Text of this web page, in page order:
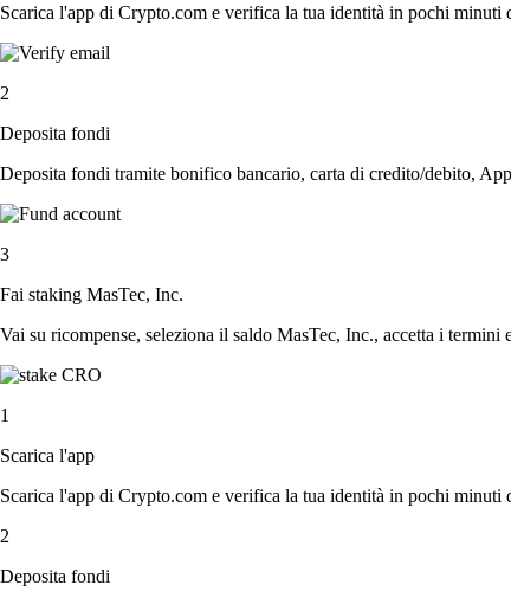
Scarica l'app di Crypto.com e verifica la tua identità in pochi minuti
2
Deposita fondi
Deposita fondi tramite bonifico bancario, carta di credito/debito,
3
Fai staking MasTec, Inc.
Vai su ricompense, seleziona il saldo MasTec, Inc., accetta i termini
1
Scarica l'app
Scarica l'app di Crypto.com e verifica la tua identità in pochi minuti
2
Deposita fondi